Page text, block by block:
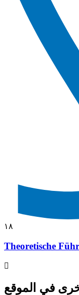
١٨
Theoretische
في الموقع